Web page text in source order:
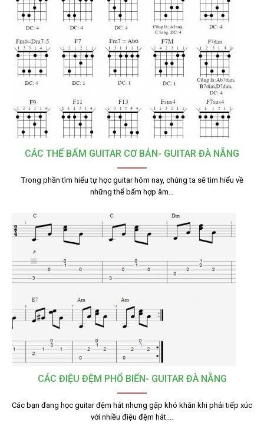
CÁC THẾ BẤM GUITAR CƠ BẢN- GUITAR ĐÀ NẴNG
Trong phần tìm hiểu tự học guitar hôm nay, chúng ta sẽ tìm hiểu về
những thể bấm hợp âm…
CÁC ĐIỆU ĐỆM PHỔ BIẾN- GUITAR ĐÀ NẴNG
Các bạn đang học guitar đệm hát nhưng gặp khó khăn khi phải tiếp xúc
với nhiều điệu đệm hát.…